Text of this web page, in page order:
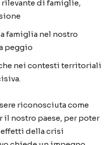
di famiglie,
famiglia nel nostro
peggio
nei contesti territoriali
riconosciuta come
nostro paese, per poter
della crisi